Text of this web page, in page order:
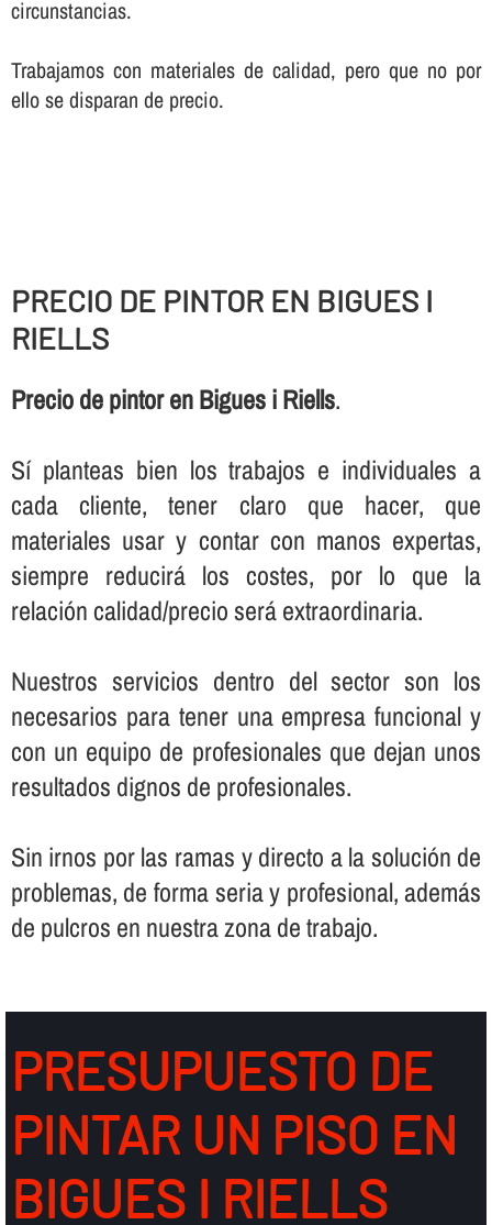
circunstancias.
Trabajamos con materiales de calidad, pero que no por
ello se disparan de precio.
PRECIO DE PINTOR EN BIGUES I
RIELLS
Precio de pintor en Bigues i Riells.
Sí­ planteas bien los trabajos e individuales a
cada cliente, tener claro que hacer, que
materiales usar y contar con manos expertas,
siempre reducirá los costes, por lo que la
relación calidad/precio será extraordinaria.
Nuestros servicios dentro del sector son los
necesarios para tener una empresa funcional y
con un equipo de profesionales que dejan unos
resultados dignos de profesionales.
Sin irnos por las ramas y directo a la solución de
problemas, de forma seria y profesional, además
de pulcros en nuestra zona de trabajo.
PRESUPUESTO DE
PINTAR UN PISO EN
BIGUES I RIELLS